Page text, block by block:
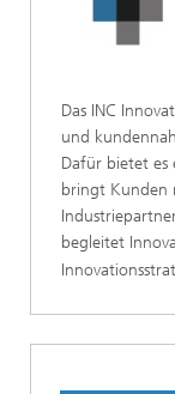
Das INC
und
Dafür bietet es
bringt Kunden
begleitet